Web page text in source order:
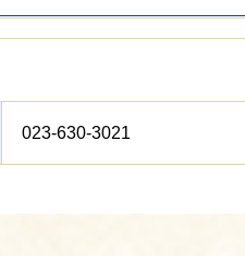
023-630-3021